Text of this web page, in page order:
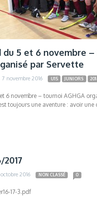
du 5 et 6 novembre
par Servette
7 novembre 2016 U15 JUNIORS
6 novembre – tournoi AGHGA
toujours une aventure : avoir
2017
2016 NON CLASSÉ 0
17-3.pdf